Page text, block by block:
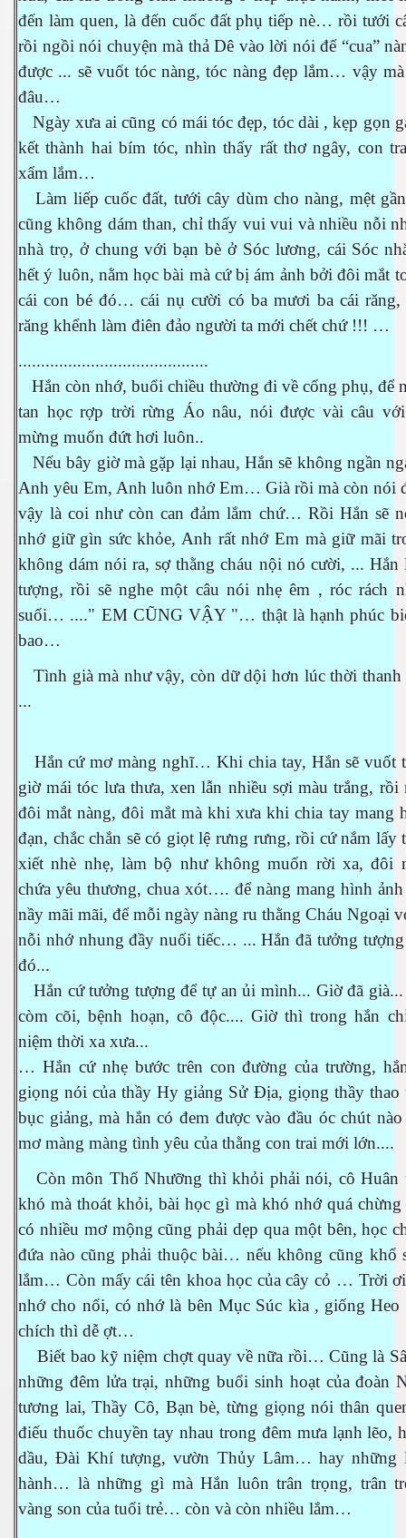
đến làm quen, là đến cuốc đất phụ tiếp nè… rồi tưới
rồi ngồi nói chuyện mà thả Dê vào lời nói để “cua”
được ... sẽ vuốt tóc nàng, tóc nàng đẹp lắm… vậy
đâu…
Ngày xưa ai cũng có mái tóc đẹp, tóc dài , kẹp gọn
kết thành hai bím tóc, nhìn thấy rất thơ ngây, con
xẩm lắm…
Làm liếp cuốc đất, tưới cây dùm cho nàng, mệt
cũng không dám than, chỉ thấy vui vui và nhiều nỗi
nhà trọ, ở chung với bạn bè ở Sóc lương, cái Sóc
hết ý luôn, nằm học bài mà cứ bị ám ảnh bởi đôi mắt
cái con bé đó… cái nụ cười có ba mươi ba cái
răng khểnh làm điên đảo người ta mới chết chứ !!! …
..........................................
Hắn còn nhớ, buổi chiều thường đi về cổng phụ, để
tan học rợp trời rừng Áo nâu, nói được vài câu
mừng muốn đứt hơi luôn..
Nếu bây giờ mà gặp lại nhau, Hắn sẽ không ngần
Anh yêu Em, Anh luôn nhớ Em… Già rồi mà còn nói
vậy là coi như còn can đảm lắm chứ… Rồi Hắn sẽ
nhớ giữ gìn sức khỏe, Anh rất nhớ Em mà giữ mãi
không dám nói ra, sợ thằng cháu nội nó cười, ... Hắn
tượng, rồi sẽ nghe một câu nói nhẹ êm , róc rách
suối… ...." EM CŨNG VẬY "… thật là hạnh phúc
bao…
Tình già mà như vậy, còn dữ dội hơn lúc thời thanh
...
Hắn cứ mơ màng nghĩ… Khi chia tay, Hắn sẽ vuốt
giờ mái tóc lưa thưa, xen lẫn nhiều sợi màu trắng, rồi
đôi mắt nàng, đôi mắt mà khi xưa khi chia tay mang
đạn, chắc chắn sẽ có giọt lệ rưng rưng, rồi cứ nắm lấy
xiết nhè nhẹ, làm bộ như không muốn rời xa, đôi
chứa yêu thương, chua xót…. để nàng mang hình
nầy mãi mãi, để mỗi ngày nàng ru thằng Cháu Ngoại
nỗi nhớ nhung đầy nuối tiếc… ... Hắn đã tưởng
đó...
Hắn cứ tưởng tượng để tự an ủi mình... Giờ đã già...
còm cõi, bệnh hoạn, cô độc.... Giờ thì trong hắn
niệm thời xa xưa...
… Hắn cứ nhẹ bước trên con đường của trường,
giọng nói của thầy Hy giảng Sử Địa, giọng thầy thao
bục giảng, mà hắn có đem được vào đầu óc chút
mơ màng màng tình yêu của thằng con trai mới lớn....
Còn môn Thổ Nhưỡng thì khỏi phải nói, cô Huân
khó mà thoát khỏi, bài học gì mà khó nhớ quá
có nhiều mơ mộng cũng phải dẹp qua một bên, học
đứa nào cũng phải thuộc bài… nếu không cũng
lắm… Còn mấy cái tên khoa học của cây cỏ … Trời
nhớ cho nổi, có nhớ là bên Mục Súc kìa , giống Heo
chích thì dễ ợt…
Biết bao kỹ niệm chợt quay về nữa rồi… Cũng là
những đêm lửa trại, những buổi sinh hoạt của đoàn
tương lai, Thầy Cô, Bạn bè, từng giọng nói thân
điếu thuốc chuyền tay nhau trong đêm mưa lạnh lẽo,
dầu, Đài Khí tượng, vườn Thủy Lâm… hay những
hành… là những gì mà Hắn luôn trân trọng, trân
vàng son của tuổi trẻ… còn và còn nhiều lắm…